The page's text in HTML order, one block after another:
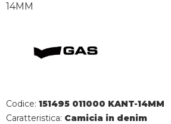
14MM
Codice: 151495 011000 KANT-14MM
Caratteristica: Camicia in denim